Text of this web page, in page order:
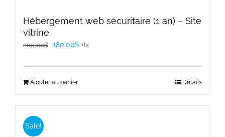
Hébergement web sécuritaire (1 an) – Site
vitrine
200,00$ Le
initial
était :
180,00$ Le
actuel
+tx
Ajouter au panier Détails
Sale!